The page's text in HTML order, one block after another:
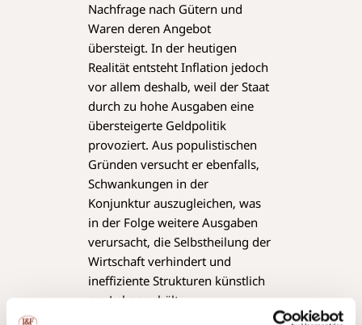
Nachfrage nach Gütern und
Waren deren Angebot
übersteigt. In der heutigen
Realität entsteht Inflation jedoch
vor allem deshalb, weil der Staat
durch zu hohe Ausgaben eine
übersteigerte Geldpolitik
provoziert. Aus populistischen
Gründen versucht er ebenfalls,
Schwankungen in der
Konjunktur auszugleichen, was
in der Folge weitere Ausgaben
verursacht, die Selbstheilung der
Wirtschaft verhindert und
ineffiziente Strukturen künstlich
am Leben erhält.